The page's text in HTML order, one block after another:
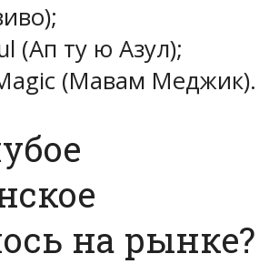
(Ап ту ю Азул);
(Мавам Меджик).
на рынке?